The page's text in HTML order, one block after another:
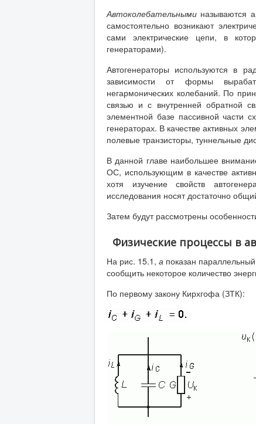
Автоколебательными называются
самостоятельно возникают
сами электрические цепи, в
генераторами).
Автогенераторы используются в
зависимости от формы
негармонических колебаний. По
связью и с внутренней обратной
элементной базе пассивной части
генераторах. В качестве активных
полевые транзисторы, туннельные
В данной главе наибольшее
ОС, использующим в качестве
хотя изучение свойств
исследования носят достаточно
Затем будут рассмотрены
Физические процессы в
На рис. 15.1,а показан
сообщить некоторое количество
По первому закону Кирхгофа (ЗТК):